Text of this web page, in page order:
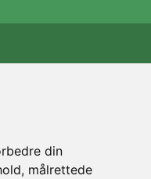
din
målrettede